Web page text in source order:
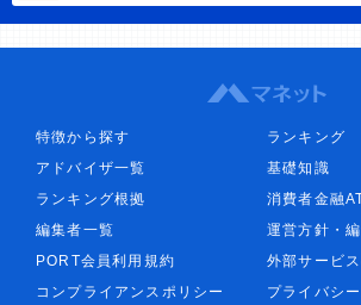
特徴から探す
ランキング
アドバイザ一覧
基礎知識
ランキング根拠
消費者金融
編集者一覧
運営方針・
PORT会員利用規約
外部サービ
コンプライアンスポリシー
プライバシ